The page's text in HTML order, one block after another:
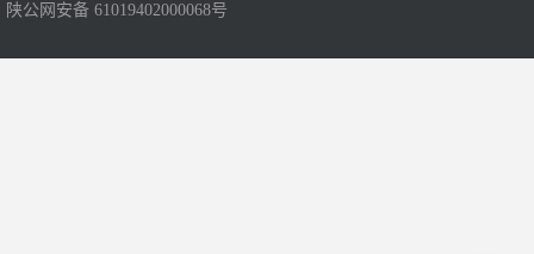
陕公网安备 61019402000068号